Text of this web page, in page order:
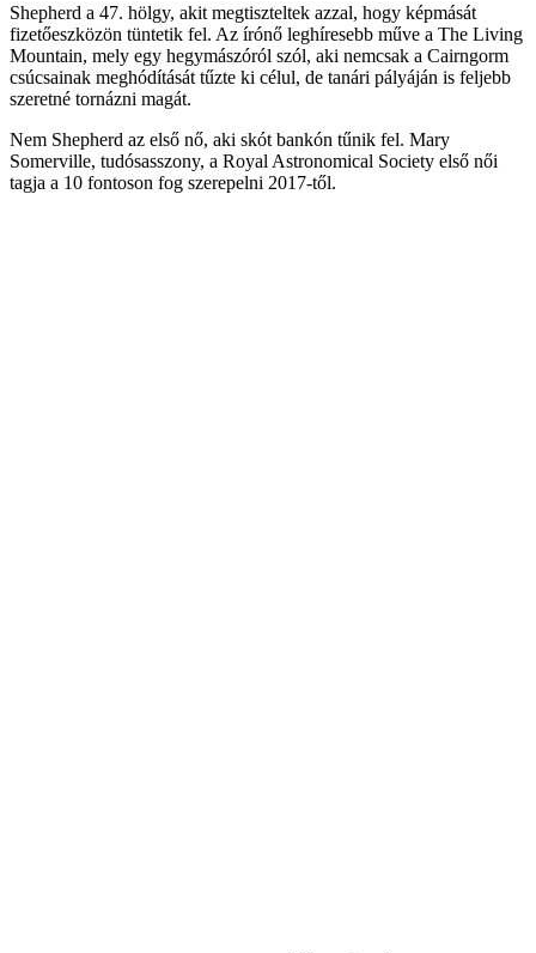
Shepherd a 47. hölgy, akit megtiszteltek azzal, hogy képmását
fizetőeszközön tüntetik fel. Az írónő leghíresebb műve a The Living
Mountain, mely egy hegymászóról szól, aki nemcsak a Cairngorm
csúcsainak meghódítását tűzte ki célul, de tanári pályáján is feljebb
szeretné tornázni magát.
Nem Shepherd az első nő, aki skót bankón tűnik fel. Mary
Somerville, tudósasszony, a Royal Astronomical Society első női
tagja a 10 fontoson fog szerepelni 2017-től.